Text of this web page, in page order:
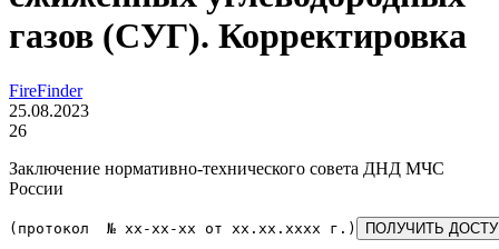
газов (СУГ). Корректировка
FireFinder
25.08.2023
26
Заключение нормативно-технического совета ДНД МЧС
России
(протокол  № xx-xx-xx от xx.xx.xxxx г.) ПОЛУЧИТЬ